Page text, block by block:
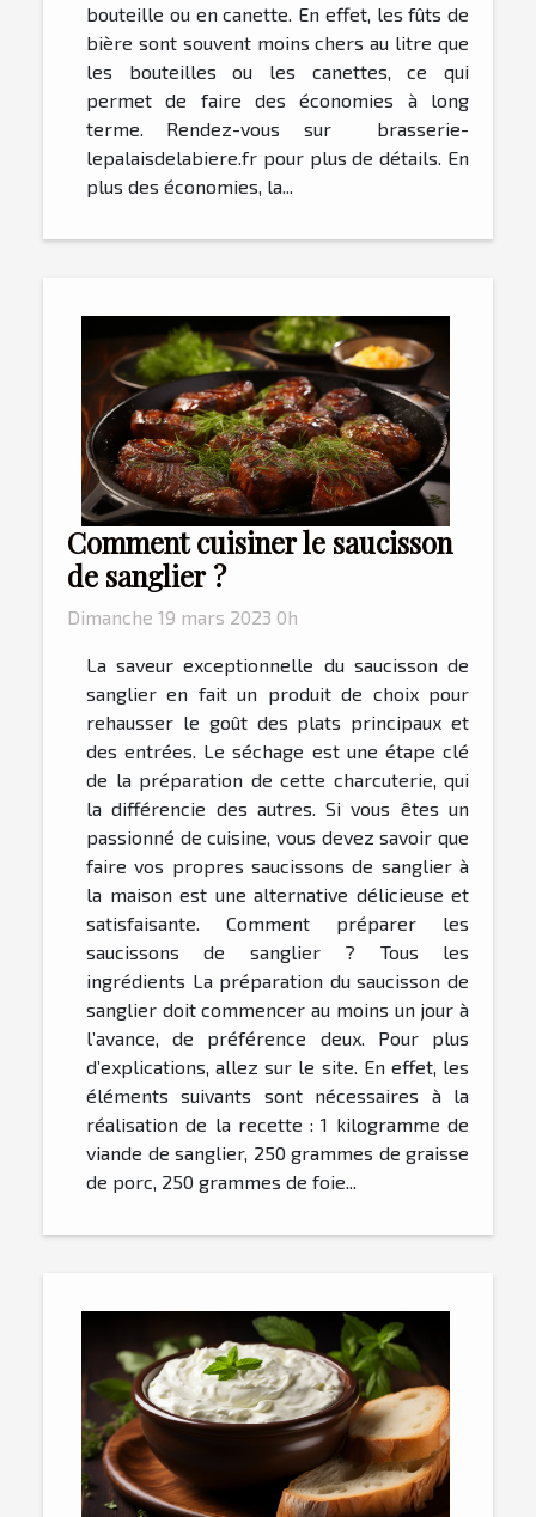
bouteille ou en canette. En effet, les fûts de
bière sont souvent moins chers au litre que
les bouteilles ou les canettes, ce qui
permet de faire des économies à long
terme. Rendez-vous sur brasserie-
lepalaisdelabiere.fr pour plus de détails. En
plus des économies, la...
Comment cuisiner le saucisson
de sanglier ?
Dimanche 19 mars 2023 0h
La saveur exceptionnelle du saucisson de
sanglier en fait un produit de choix pour
rehausser le goût des plats principaux et
des entrées. Le séchage est une étape clé
de la préparation de cette charcuterie, qui
la différencie des autres. Si vous êtes un
passionné de cuisine, vous devez savoir que
faire vos propres saucissons de sanglier à
la maison est une alternative délicieuse et
satisfaisante. Comment préparer les
saucissons de sanglier ? Tous les
ingrédients La préparation du saucisson de
sanglier doit commencer au moins un jour à
l’avance, de préférence deux. Pour plus
d’explications, allez sur le site. En effet, les
éléments suivants sont nécessaires à la
réalisation de la recette : 1 kilogramme de
viande de sanglier, 250 grammes de graisse
de porc, 250 grammes de foie...